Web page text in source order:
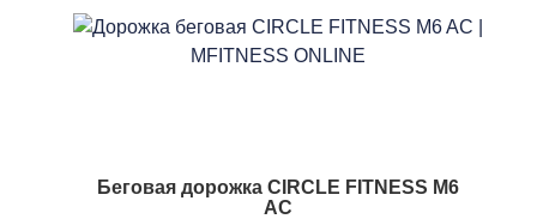
Беговая дорожка CIRCLE FITNESS M6
AC